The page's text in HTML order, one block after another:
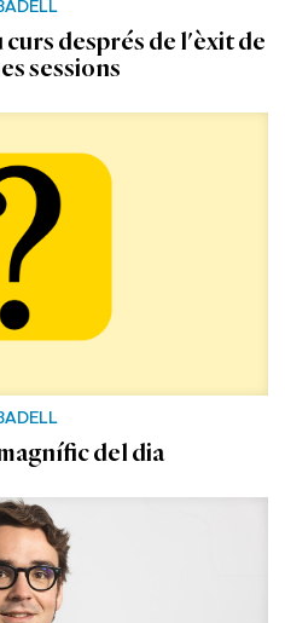
curs després de l'èxit de
sessions
del dia